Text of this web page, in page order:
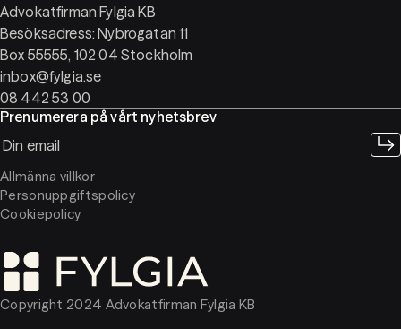
Advokatfirman Fylgia KB
Besöksadress: Nybrogatan 11
Box 55555, 102 04 Stockholm
inbox@fylgia.se
08 442 53 00
Prenumerera på vårt nyhetsbrev
Copyright 2024 Advokatfirman Fylgia KB
Allmänna villkor
Personuppgiftspolicy
Cookiepolicy